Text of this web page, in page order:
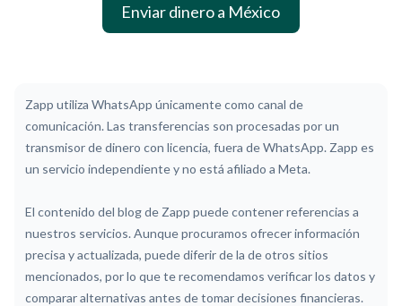
Enviar dinero a México
Zapp utiliza WhatsApp únicamente como canal de
comunicación. Las transferencias son procesadas por un
transmisor de dinero con licencia, fuera de WhatsApp. Zapp es
un servicio independiente y no está afiliado a Meta.
El contenido del blog de Zapp puede contener referencias a
nuestros servicios. Aunque procuramos ofrecer información
precisa y actualizada, puede diferir de la de otros sitios
mencionados, por lo que te recomendamos verificar los datos y
comparar alternativas antes de tomar decisiones financieras.